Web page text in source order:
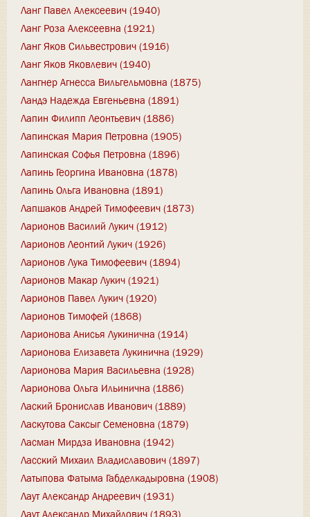
Ланг Павел Алексеевич (1940)
Ланг Роза Алексеевна (1921)
Ланг Яков Сильвестрович (1916)
Ланг Яков Яковлевич (1940)
Лангнер Агнесса Вильгельмовна (1875)
Ландэ Надежда Евгеньевна (1891)
Лапин Филипп Леонтьевич (1886)
Лапинская Мария Петровна (1905)
Лапинская Софья Петровна (1896)
Лапинь Георгина Ивановна (1878)
Лапинь Ольга Ивановна (1891)
Лапшаков Андрей Тимофеевич (1873)
Ларионов Василий Лукич (1912)
Ларионов Леонтий Лукич (1926)
Ларионов Лука Тимофеевич (1894)
Ларионов Макар Лукич (1921)
Ларионов Павел Лукич (1920)
Ларионов Тимофей (1868)
Ларионова Анисья Лукинична (1914)
Ларионова Елизавета Лукинична (1929)
Ларионова Мария Васильевна (1928)
Ларионова Ольга Ильинична (1886)
Лаский Бронислав Иванович (1889)
Ласкутова Саксыг Семеновна (1879)
Ласман Мирдза Ивановна (1942)
Ласский Михаил Владиславович (1897)
Латыпова Фатыма Габделкадыровна (1908)
Лаут Александр Андреевич (1931)
Лаут Александр Михайлович (1893)